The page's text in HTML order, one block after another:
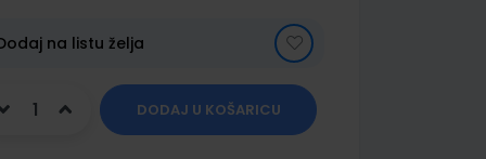
na listu želja
DODAJ U KOŠARICU